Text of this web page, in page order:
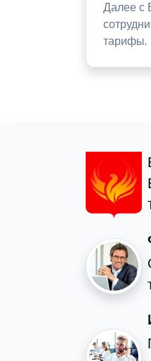
Далее с
тарифы.